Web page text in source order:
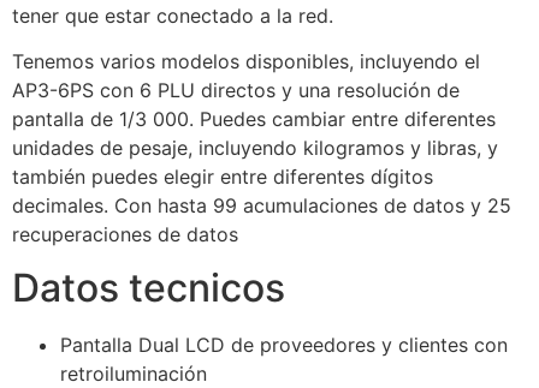
tener que estar conectado a la red.
Tenemos varios modelos disponibles, incluyendo el
AP3-6PS con 6 PLU directos y una resolución de
pantalla de 1/3 000. Puedes cambiar entre diferentes
unidades de pesaje, incluyendo kilogramos y libras, y
también puedes elegir entre diferentes dígitos
decimales. Con hasta 99 acumulaciones de datos y 25
recuperaciones de datos
Datos tecnicos
Pantalla Dual LCD de proveedores y clientes con
retroiluminación